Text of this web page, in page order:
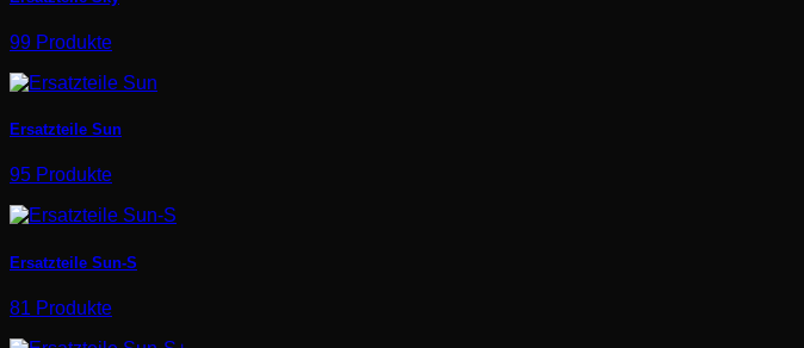
99 Produkte
Ersatzteile Sun
95 Produkte
Ersatzteile Sun-S
81 Produkte